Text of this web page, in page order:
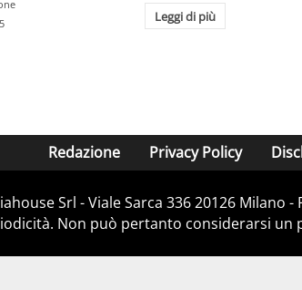
Leggi di più
Redazione Privacy Policy
Srl - Viale Sarca 336 20126 Milano
Non può pertanto considerarsi un